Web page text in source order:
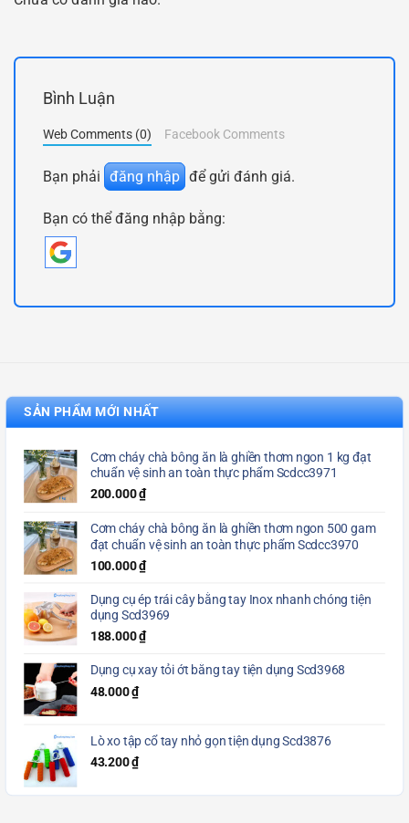
Bình Luận
Web Comments (0) Facebook Comments
Bạn phải đăng nhập để gửi đánh giá.
Bạn có thể đăng nhập bằng:
SẢN PHẨM MỚI NHẤT
Cơm cháy chà bông ăn là ghiền thơm ngon 1 kg đạt
chuẩn vệ sinh an toàn thực phẩm Scdcc3971
200.000₫
Cơm cháy chà bông ăn là ghiền thơm ngon 500 gam
đạt chuẩn vệ sinh an toàn thực phẩm Scdcc3970
100.000₫
Dụng cụ ép trái cây bằng tay Inox nhanh chóng tiện
dụng Scd3969
188.000₫
Dụng cụ xay tỏi ớt bằng tay tiện dụng Scd3968
48.000₫
Lò xo tập cổ tay nhỏ gọn tiện dụng Scd3876
43.200₫